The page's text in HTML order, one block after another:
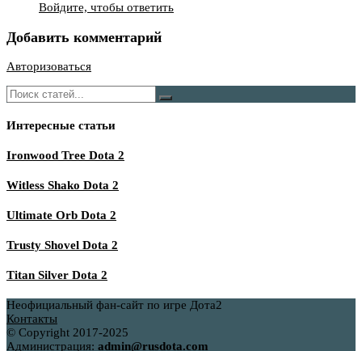
Войдите, чтобы ответить
Добавить комментарий
Авторизоваться
Интересные статьи
Ironwood Tree Dota 2
Witless Shako Dota 2
Ultimate Orb Dota 2
Trusty Shovel Dota 2
Titan Silver Dota 2
Неофициальный фан-сайт по игре Дота2
Контакты
© Copyright 2017-2025
Администрация: admin@rusdota.com